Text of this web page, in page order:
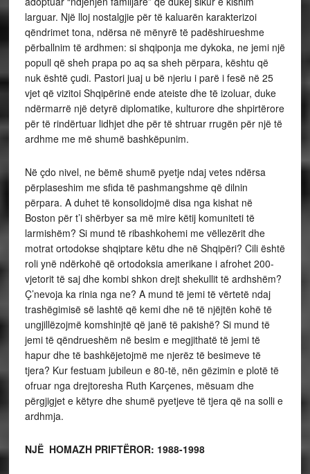
larguar. Një lloj nostalgjie për të kaluarën karakterizoi
qëndrimet tona, ndërsa në mënyrë të padëshirueshme
përballnim të ardhmen: si shqiponja me dykoka, ne jemi një
popull që sheh prapa po aq sa sheh përpara, kështu që
nuk është çudi. Pastori juaj u bë njeriu i parë i fesë në 25
vjet që vizitoi Shqipërinë ende ateiste dhe të izoluar, duke
ndërmarrë një detyrë diplomatike, kulturore dhe shpirtërore
për të rindërtuar lidhjet dhe për të shtruar rrugën për një të
ardhme me më shumë bashkëpunim.
Në çdo nivel, ne bëmë shumë pyetje ndaj vetes ndërsa
përplaseshim me sfida të pashmangshme që dilnin
përpara. A duhet të konsolidojmë disa nga kishat në
Boston për t’i shërbyer sa më mire këtij komuniteti të
larmishëm? Si mund të ribashkohemi me vëllezërit dhe
motrat ortodokse shqiptare këtu dhe në Shqipëri? Cili është
roli ynë ndërkohë që ortodoksia amerikane i afrohet 200-
vjetorit të saj dhe kombi shkon drejt shekullit të ardhshëm?
Ç’nevoja ka rinia nga ne? A mund të jemi të vërtetë ndaj
trashëgimisë së lashtë që kemi dhe në të njëjtën kohë të
ungjillëzojmë komshinjtë që janë të pakishë? Si mund të
jemi të qëndrueshëm në besim e megjithatë të jemi të
hapur dhe të bashkëjetojmë me njerëz të besimeve të
tjera? Kur festuam jubileun e 80-të, nën gëzimin e plotë të
ofruar nga drejtoresha Ruth Karçenes, mësuam dhe
përgjigjet e këtyre dhe shumë pyetjeve të tjera që na solli e
ardhmja.
NJË HOMAZH PRIFTËROR: 1988-1998